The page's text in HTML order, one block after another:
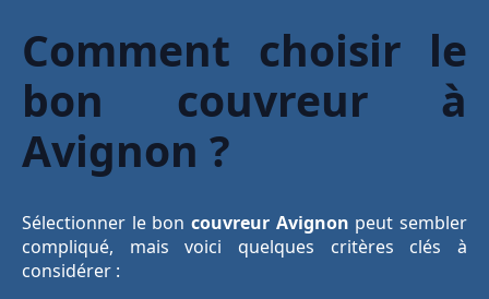
Comment choisir le
bon couvreur à
Avignon ?
Sélectionner le bon couvreur Avignon peut sembler
compliqué, mais voici quelques critères clés à
considérer :